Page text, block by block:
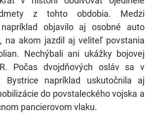
z tohto obdobia. Medzi
objavilo aj osobné auto
na akom jazdil aj veliteľ povstania
Nechýbali ani ukážky bojovej
Počas dvojdňových osláv sa v
Bystrice napríklad uskutočnila aj
do povstaleckého vojska a
pancierovom vlaku.